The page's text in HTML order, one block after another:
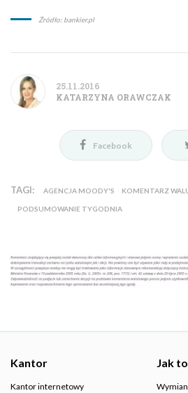
Źródło: bankier.pl
25.11.2016
KATARZYNA ORAWCZAK
Facebook
TAGI: AGENCJA MOODY'S KOMENTARZ
PODSUMOWANIE TYGODNIA
Kantor
Kantor internetowy
Jak